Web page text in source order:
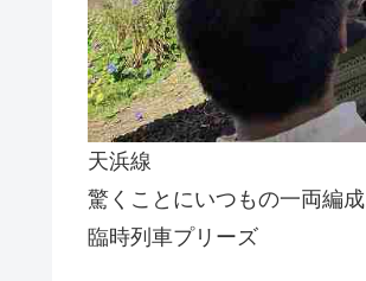
天浜線
驚くことにいつもの一両編成
臨時列車プリーズ